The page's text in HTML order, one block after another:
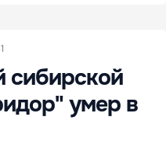
сибирской
умер в